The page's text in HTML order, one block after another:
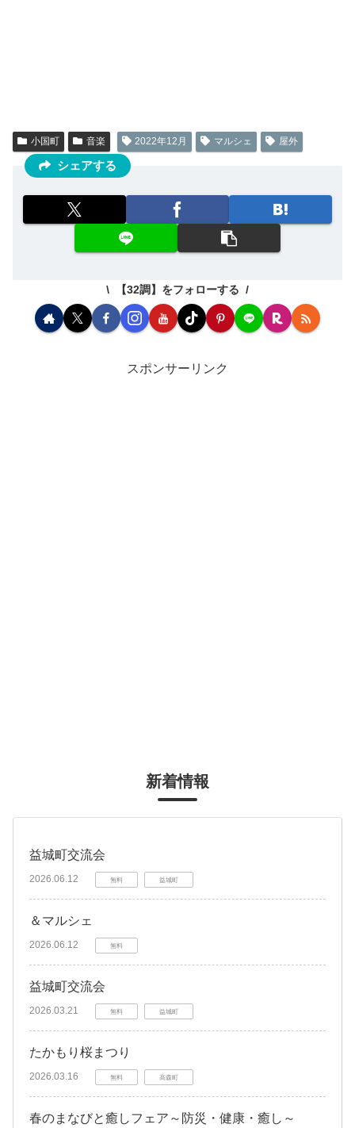
小国町 音楽 2022年12月 マルシェ 屋外
シェアする
【32調】をフォローする
スポンサーリンク
新着情報
益城町交流会
2026.06.12 無料 益城町
＆マルシェ
2026.06.12 無料
益城町交流会
2026.03.21 無料 益城町
たかもり桜まつり
2026.03.16 無料 高森町
春のまなびと癒しフェア～防災・健康・癒し～